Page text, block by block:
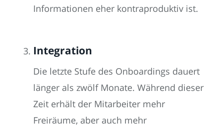
Informationen eher kontraproduktiv ist.
Integration
Die letzte Stufe des Onboardings dauert
länger als zwölf Monate. Während dieser
Zeit erhält der Mitarbeiter mehr
Freiräume, aber auch mehr